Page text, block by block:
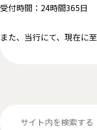
受付時間：24時間365日
また、当行にて、現在に